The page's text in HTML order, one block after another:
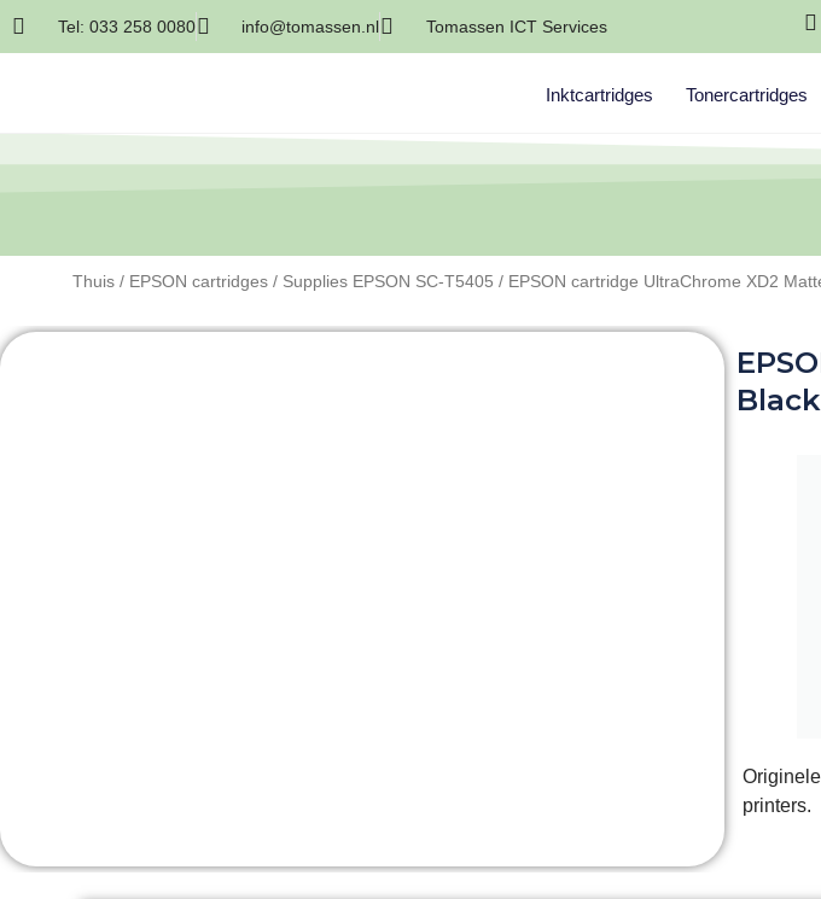
Tel: 033 258 0080 info@tomassen.nl Tomassen ICT Services
Inktcartridges Tonercartridges
Thuis / EPSON cartridges / Supplies EPSON SC-T5405 / EPSON cartridge UltraChrome XD2
printers.